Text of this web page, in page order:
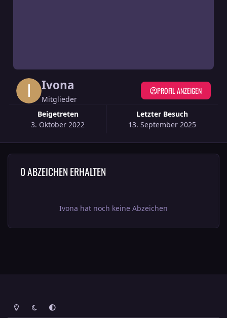
Ivona
Mitglieder
Beigetreten
3. Oktober 2022
Letzter Besuch
13. September 2025
PROFIL ANZEIGEN
0 ABZEICHEN ERHALTEN
Ivona hat noch keine Abzeichen
Heller ModusDunkler ModusSystemeinstellung